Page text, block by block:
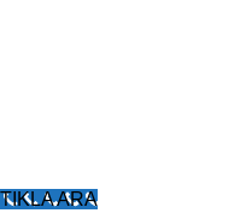
TIKLA ARA